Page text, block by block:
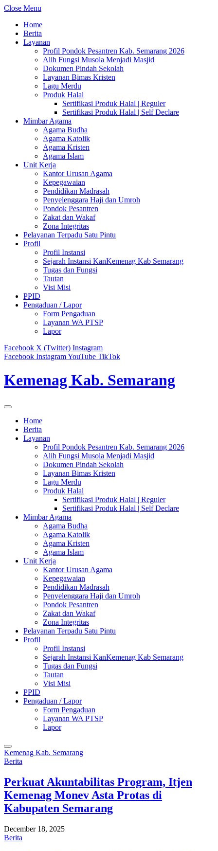
Close Menu
Home
Berita
Layanan
Profil Pondok Pesantren Kab. Semarang 2026
Alih Fungsi Musola Menjadi Masjid
Dokumen Pindah Sekolah
Layanan Bimas Kristen
Lagu Merdu
Produk Halal
Sertifikasi Produk Halal | Reguler
Sertifikasi Produk Halal | Self Declare
Mimbar Agama
Agama Budha
Agama Katolik
Agama Kristen
Agama Islam
Unit Kerja
Kantor Urusan Agama
Kepegawaian
Pendidikan Madrasah
Penyelenggara Haji dan Umroh
Pondok Pesantren
Zakat dan Wakaf
Zona Integritas
Pelayanan Terpadu Satu Pintu
Profil
Profil Instansi
Sejarah Instansi KanKemenag Kab Semarang
Tugas dan Fungsi
Tautan
Visi Misi
PPID
Pengaduan / Lapor
Form Pengaduan
Layanan WA PTSP
Lapor
Facebook X (Twitter) Instagram
Facebook InstagramYouTube TikTok
Kemenag Kab. Semarang
Home
Berita
Layanan
Profil Pondok Pesantren Kab. Semarang 2026
Alih Fungsi Musola Menjadi Masjid
Dokumen Pindah Sekolah
Layanan Bimas Kristen
Lagu Merdu
Produk Halal
Sertifikasi Produk Halal | Reguler
Sertifikasi Produk Halal | Self Declare
Mimbar Agama
Agama Budha
Agama Katolik
Agama Kristen
Agama Islam
Unit Kerja
Kantor Urusan Agama
Kepegawaian
Pendidikan Madrasah
Penyelenggara Haji dan Umroh
Pondok Pesantren
Zakat dan Wakaf
Zona Integritas
Pelayanan Terpadu Satu Pintu
Profil
Profil Instansi
Sejarah Instansi KanKemenag Kab Semarang
Tugas dan Fungsi
Tautan
Visi Misi
PPID
Pengaduan / Lapor
Form Pengaduan
Layanan WA PTSP
Lapor
Kemenag Kab. Semarang
Berita
Perkuat Akuntabilitas Program, Itjen
Kemenag Monev Asta Protas di
Kabupaten Semarang
December 18, 2025
Berita